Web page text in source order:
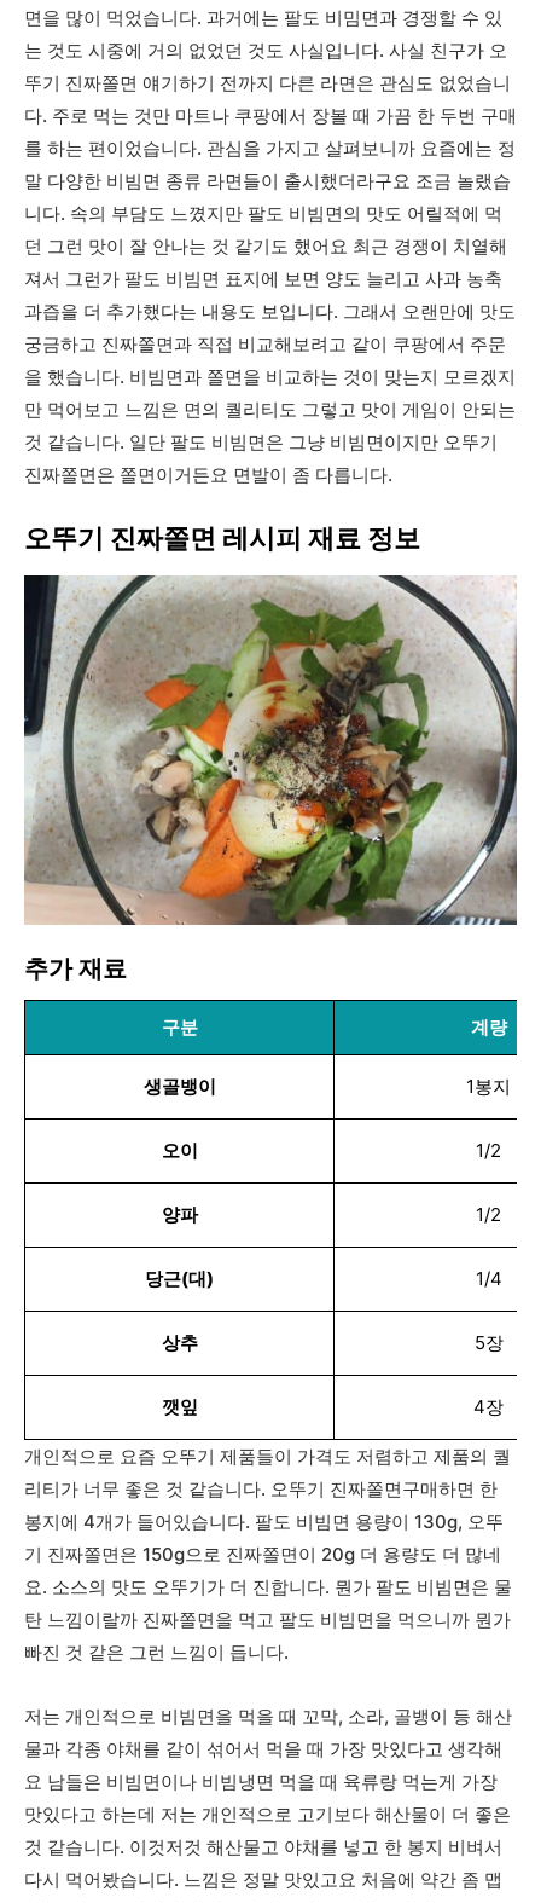
면을 많이 먹었습니다. 과거에는 팔도 비밈면과 경쟁할 수 있
는 것도 시중에 거의 없었던 것도 사실입니다. 사실 친구가 오
뚜기 진짜쫄면 얘기하기 전까지 다른 라면은 관심도 없었습니
다. 주로 먹는 것만 마트나 쿠팡에서 장볼 때 가끔 한 두번 구매
를 하는 편이었습니다. 관심을 가지고 살펴보니까 요즘에는 정
말 다양한 비빔면 종류 라면들이 출시했더라구요 조금 놀랬습
니다. 속의 부담도 느꼈지만 팔도 비빔면의 맛도 어릴적에 먹
던 그런 맛이 잘 안나는 것 같기도 했어요 최근 경쟁이 치열해
져서 그런가 팔도 비빔면 표지에 보면 양도 늘리고 사과 농축
과즙을 더 추가했다는 내용도 보입니다. 그래서 오랜만에 맛도
궁금하고 진짜쫄면과 직접 비교해보려고 같이 쿠팡에서 주문
을 했습니다. 비빔면과 쫄면을 비교하는 것이 맞는지 모르겠지
만 먹어보고 느낌은 면의 퀄리티도 그렇고 맛이 게임이 안되는
것 같습니다. 일단 팔도 비빔면은 그냥 비빔면이지만 오뚜기
진짜쫄면은 쫄면이거든요 면발이 좀 다릅니다.
오뚜기 진짜쫄면 레시피 재료 정보
추가 재료
구분 계량
생골뱅이 1봉지
오이 1/2
양파 1/2
당근(대) 1/4
상추 5장
깻잎 4장
개인적으로 요즘 오뚜기 제품들이 가격도 저렴하고 제품의 퀄
리티가 너무 좋은 것 같습니다. 오뚜기 진짜쫄면구매하면 한
봉지에 4개가 들어있습니다. 팔도 비빔면 용량이 130g, 오뚜
기 진짜쫄면은 150g으로 진짜쫄면이 20g 더 용량도 더 많네
요. 소스의 맛도 오뚜기가 더 진합니다. 뭔가 팔도 비빔면은 물
탄 느낌이랄까 진짜쫄면을 먹고 팔도 비빔면을 먹으니까 뭔가
빠진 것 같은 그런 느낌이 듭니다.
저는 개인적으로 비빔면을 먹을 때 꼬막, 소라, 골뱅이 등 해산
물과 각종 야채를 같이 섞어서 먹을 때 가장 맛있다고 생각해
요 남들은 비빔면이나 비빔냉면 먹을 때 육류랑 먹는게 가장
맛있다고 하는데 저는 개인적으로 고기보다 해산물이 더 좋은
것 같습니다. 이것저것 해산물고 야채를 넣고 한 봉지 비벼서
다시 먹어봤습니다. 느낌은 정말 맛있고요 처음에 약간 좀 맵